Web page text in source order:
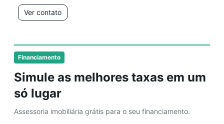
Financiamento
Simule as melhores taxas em um
só lugar
Assessoria imobiliária grátis para o seu financiamento.
Ver contato